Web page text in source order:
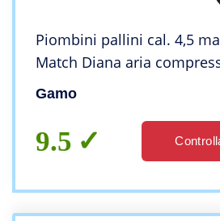
Piombini pallini cal. 4,5
Match Diana aria
Gamo
9.5